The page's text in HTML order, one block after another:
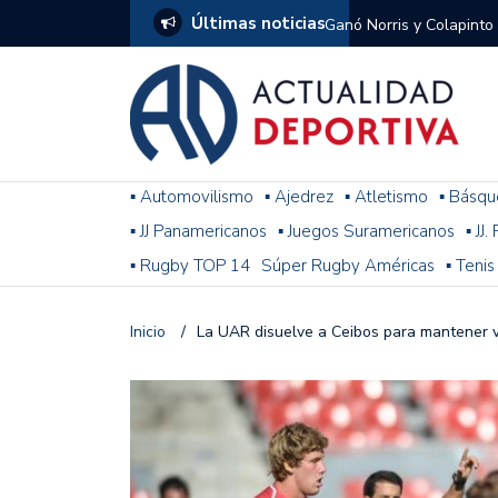
Últimas noticiasGanó Norris y
1
El penal de Barracas
Monumental
Se jugó una nueva
Arrancó el Torneo
Franco Colapinto giró
Racing le ganó a
omitió un penal de Sosa
▪ Automovilismo ▪ Ajedrez ▪ Atletismo ▪
▪ JJ Panamericanos ▪ Juegos Suramericanos ▪
▪ Rugby TOP 14 Súper Rugby Américas ▪ Tenis
Inicio / La UAR disuelve a Ceibos para